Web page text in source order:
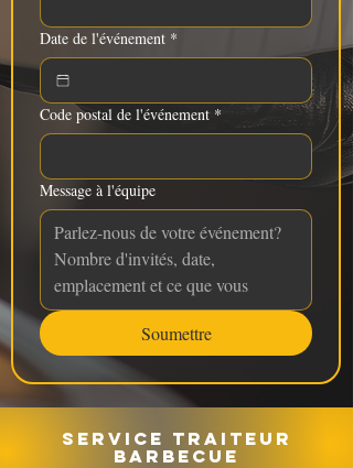
Date de l'événement *
Code postal de l'événement *
Message à l'équipe
Soumettre
Service traiteur
barbecue